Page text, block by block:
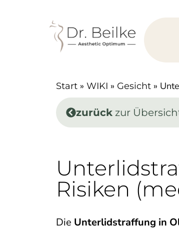
Start » WIKI » Gesicht »
zurück zur
Risiken
Die Unterlidstraffung in